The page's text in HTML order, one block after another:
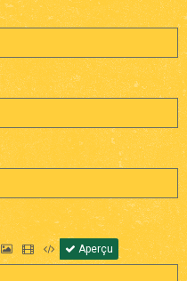
Aperçu